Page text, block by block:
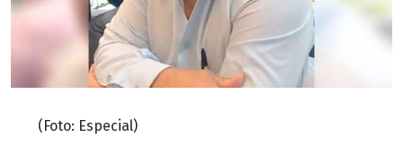
(Foto: Especial)